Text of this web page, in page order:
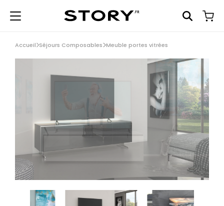
Accueil Séjours Composables Meuble portes vitrées